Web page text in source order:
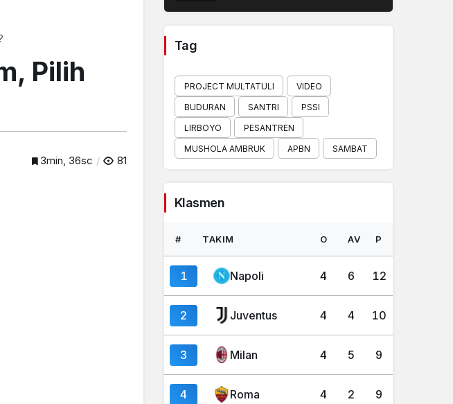
Pilih
3min, 36sc 81
Tag
PROJECT MULTATULI
VIDEO
BUDURAN
SANTRI
PSSI
LIRBOYO
PESANTREN
MUSHOLA AMBRUK
APBN SAMBAT
Klasmen
# TAKIM O AV P
1 Napoli 4 6 12
2 Juventus 4 4 10
3 Milan 4 5 9
4 Roma 4 2 9